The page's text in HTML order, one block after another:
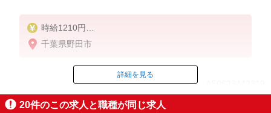
時給1210円
※22:00〜翌5:00：時給1513円
※高校生時給1150円
土日祝は1時間当たり＋50円
■特別手当
千葉県野田市
ID：AE0623442319
詳細を見る
20件のこの求人と職種が同じ求人